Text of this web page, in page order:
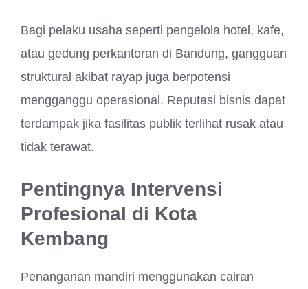
Bagi pelaku usaha seperti pengelola hotel, kafe,
atau gedung perkantoran di Bandung, gangguan
struktural akibat rayap juga berpotensi
mengganggu operasional. Reputasi bisnis dapat
terdampak jika fasilitas publik terlihat rusak atau
tidak terawat.
Pentingnya Intervensi
Profesional di Kota
Kembang
Penanganan mandiri menggunakan cairan